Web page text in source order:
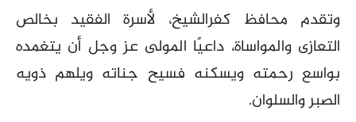
وتقدم محافظ كفرالشيخ، لأسرة الفقيد بخالص
التعازى والمواساة، داعيًا المولى عز وجل أن يتغمده
بواسع رحمته ويسكنه فسيح جناته ويلهم ذويه
الصبر والسلوان.